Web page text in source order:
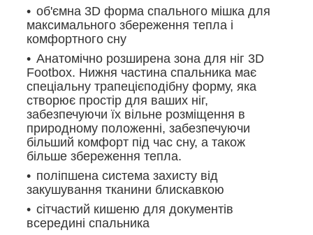
об'ємна 3D форма спального мішка для
максимального збереження тепла і
комфортного сну
Анатомічно розширена зона для ніг 3D
Footbox. Нижня частина спальника має
спеціальну трапецієподібну форму, яка
створює простір для ваших ніг,
забезпечуючи їх вільне розміщення в
природному положенні, забезпечуючи
більший комфорт під час сну, а також
більше збереження тепла.
поліпшена система захисту від
закушування тканини блискавкою
сітчастий кишеню для документів
всередині спальника